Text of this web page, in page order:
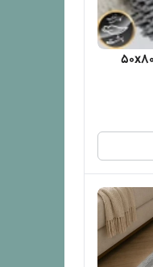
پادری مدل ترمز دار ماکرونی (50x80